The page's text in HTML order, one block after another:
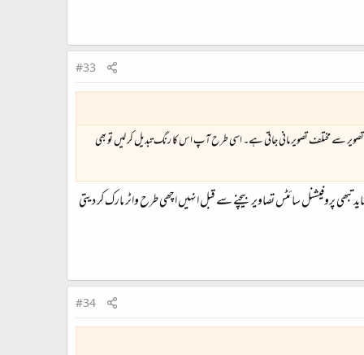
#33
سے مختلف تصویر مانی جاتی ہے۔ اسی طرح آپ اس کا رنگ تبدیل کر لیں تو بھی
پروفیشنل سائٹس تصاویر بیچنے سے قبل انہیں اچھی طرح واٹر مارک کر دیتی
#34